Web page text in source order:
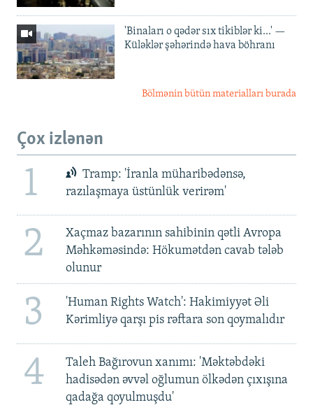
'Binaları o qədər sıx tikiblər ki...' —
Küləklər şəhərində hava böhranı
Bölmənin bütün materialları burada
Çox izlənən
1
Tramp: 'İranla müharibədənsə,
razılaşmaya üstünlük verirəm'
2
Xaçmaz bazarının sahibinin qətli Avropa
Məhkəməsində: Hökumətdən cavab tələb
olunur
3
'Human Rights Watch': Hakimiyyət Əli
Kərimliyə qarşı pis rəftara son qoymalıdır
4
Taleh Bağırovun xanımı: 'Məktəbdəki
hadisədən əvvəl oğlumun ölkədən çıxışına
qadağa qoyulmuşdu'